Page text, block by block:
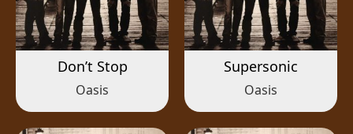
Don’t Stop
Oasis
Supersonic
Oasis